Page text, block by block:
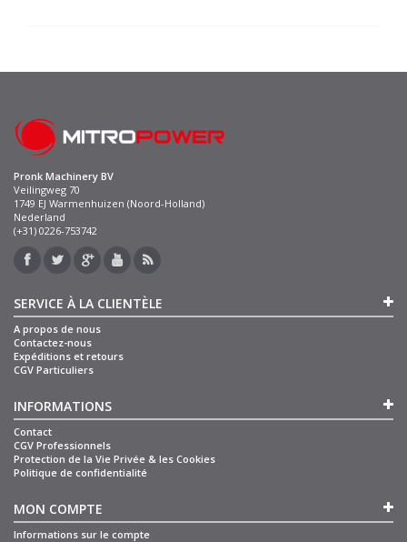
Pronk Machinery BV
Veilingweg 70
1749 EJ Warmenhuizen (Noord-Holland)
Nederland
(+31) 0226-753742
SERVICE À LA CLIENTÈLE
A propos de nous
Contactez-nous
Expéditions et retours
CGV Particuliers
INFORMATIONS
Contact
CGV Professionnels
Protection de la Vie Privée & les Cookies
Politique de confidentialité
MON COMPTE
Informations sur le compte